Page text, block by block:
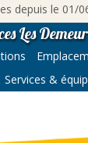
depuis le 01/
Les
Services &